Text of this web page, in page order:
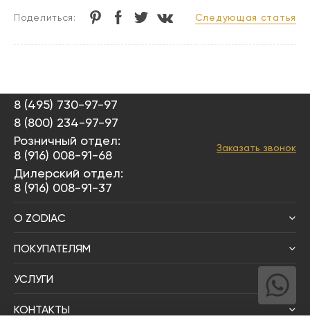
Поделиться: Следующая статья
8 (495) 730-97-97
8 (800) 234-97-97
Розничный отдел:
8 (916) 008-91-68
Дилерский отдел:
8 (916) 008-91-37
Заказать звонок
О ZODIAC
ПОКУПАТЕЛЯМ
УСЛУГИ
КОНТАКТЫ